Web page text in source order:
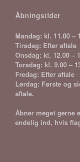
Åbningstider
Mandag: kl. 11.00 –
Tirsdag: Efter aftale
Onsdag: kl. 12.00 –
Torsdag: kl. 9.00 –
Fredag: Efter aftale
Lørdag: Første og
aftale.
Åbner meget gerne
endelig ind, hvis